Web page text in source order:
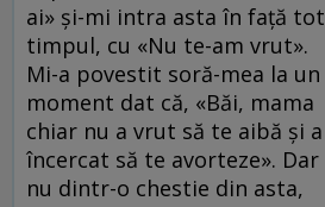
ai» și-mi intra asta în față tot
timpul, cu «Nu te-am vrut».
Mi-a povestit soră-mea la un
moment dat că, «Băi, mama
chiar nu a vrut să te aibă și a
încercat să te avorteze». Dar
nu dintr-o chestie din asta,